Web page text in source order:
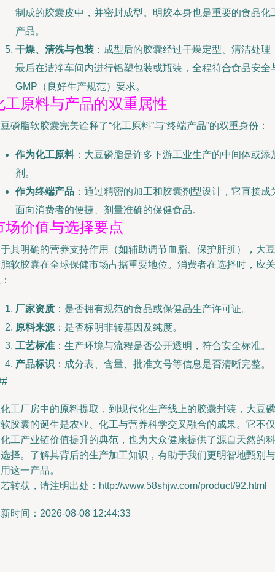
制成的胶囊皮中，并密封成型。明胶本身也是重要的食品化
产品。
干燥、清洗与包装 ：成型后的胶囊经过干燥定型、清洁处理
最后在洁净车间内进行铝塑包装或瓶装，全程符合食品安全
GMP（良好生产规范）要求。
工原料与产品的双重属性
磷脂软胶囊完美诠释了“化工原料”与“终端产品”的双重身份：
作为化工原料：大豆磷脂是许多下游工业生产的中间体或添
剂。
作为终端产品 ：通过精密的加工和胶囊剂型设计，它直接成
面向消费者的便捷、剂量准确的保健食品。
场价值与选择要点
其明确的营养支持作用（如辅助调节血脂、保护肝脏），大豆
软胶囊在全球保健市场占据重要地位。消费者在选择时，应关
厂家资质 ：是否拥有规范的食品或保健品生产许可证。
原料来源 ：是否标明非转基因及纯度。
工艺标准 ：生产环境与流程是否公开透明，符合安全标准。
产品标识 ：成分表、含量、批准文号等信息是否清晰完整。
工厂房中的原料提取，到现代化生产线上的胶囊封装，大豆磷
胶囊的诞生是农业、化工与营养科学交叉融合的成果。它不仅
工产业链价值提升的典范，也为大众健康提供了源自天然的科
择。了解其背后的生产加工知识，有助于我们更明智地甄别与
这一产品。
转载，请注明出处：http://www.58shjw.com/product/92.html
时间：2026-08-08 12:44:33